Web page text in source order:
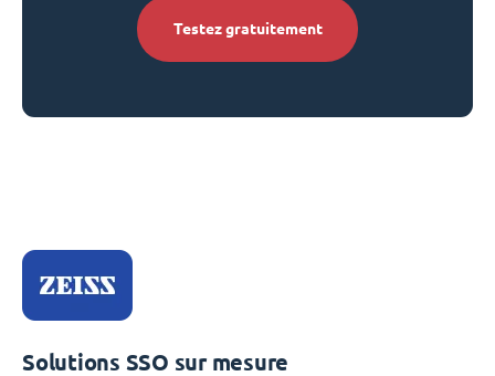
Testez gratuitement
Solutions SSO sur mesure